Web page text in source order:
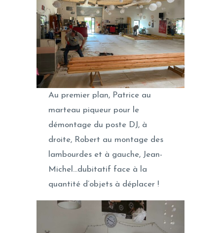
Au premier plan, Patrice au
marteau piqueur pour le
démontage du poste DJ, à
droite, Robert au montage des
lambourdes et à gauche, Jean-
Michel…dubitatif face à la
quantité d’objets à déplacer !